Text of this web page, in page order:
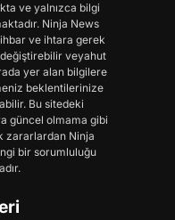
ve yalnızca bilgi
Ninja News
ve ihtara gerek
veyahut
yer alan bilgilere
beklentilerinize
Bu sitedeki
güncel olmama gibi
zararlardan Ninja
bir sorumluluğu